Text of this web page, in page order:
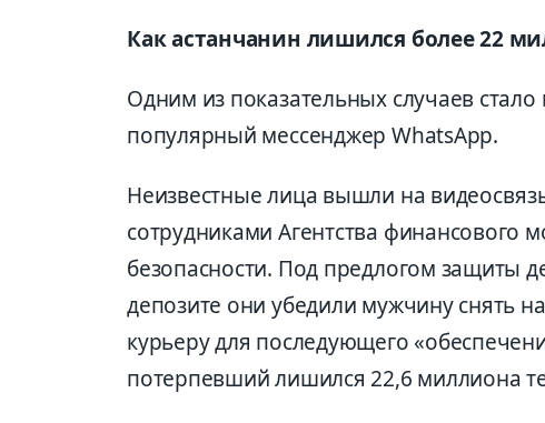
Как астанчанин лишился более 22
Одним из показательных случаев
популярный мессенджер WhatsApp.
Неизвестные лица вышли на
сотрудниками Агентства финансового
безопасности. Под предлогом защиты
депозите они убедили мужчину снять
курьеру для последующего
потерпевший лишился 22,6 миллиона